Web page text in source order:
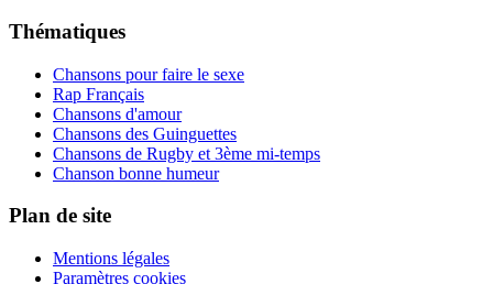
Thématiques
Chansons pour faire le sexe
Rap Français
Chansons d'amour
Chansons des Guinguettes
Chansons de Rugby et 3ème mi-temps
Chanson bonne humeur
Plan de site
Mentions légales
Paramètres cookies